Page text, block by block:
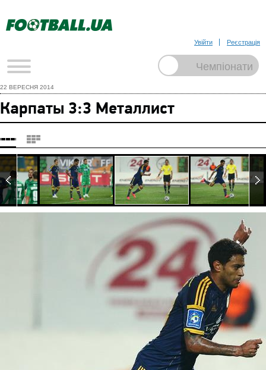
Увійти Реєстрація
22 ВЕРЕСНЯ 2014
Карпаты 3:3 Металлист